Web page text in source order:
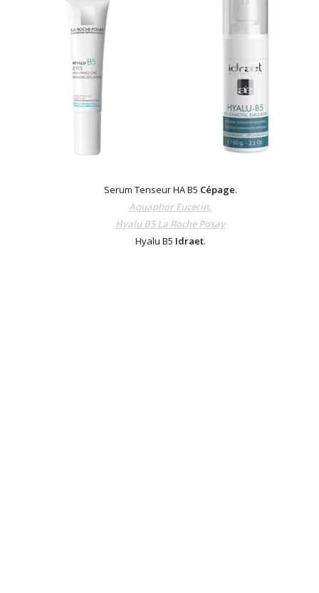
Serum Tenseur HA B5 Cépage.
Aquaphor Eucerin.
Hyalu B5 La Roche Posay
Hyalu B5 Idraet.